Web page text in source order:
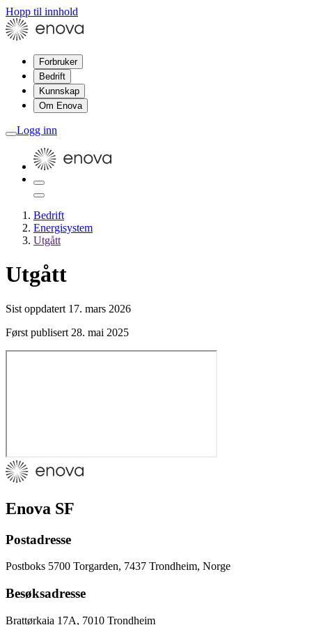
Hopp til innhold
Forbruker
Bedrift
Kunnskap
Om Enova
Logg inn
Bedrift
Energisystem
Utgått
Utgått
Sist oppdatert 17. mars 2026
Først publisert 28. mai 2025
Enova SF
Postadresse
Postboks 5700 Torgarden, 7437 Trondheim, Norge
Besøksadresse
Brattørkaia 17A, 7010 Trondheim